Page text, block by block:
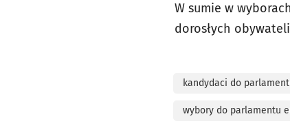
W sumie w
dorosłych
kandydaci do
wybory do parlamentu